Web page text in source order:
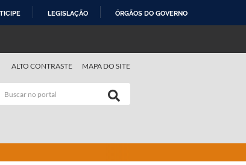
LEGISLAÇÃO ÓRGÃOS DO GOVERNO
ALTO CONTRASTE MAPA DO SITE